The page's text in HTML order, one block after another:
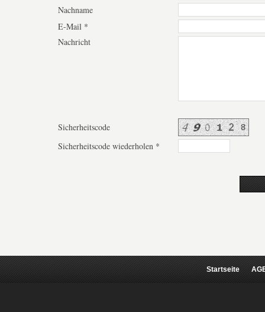
Nachname
E-Mail *
Nachricht
Sicherheitscode
Sicherheitscode wiederholen *
Startseite